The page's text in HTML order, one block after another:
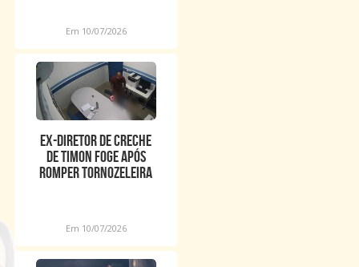
Em 10/07/2026
Ex-diretor de creche
de Timon foge após
romper tornozeleira
Em 10/07/2026